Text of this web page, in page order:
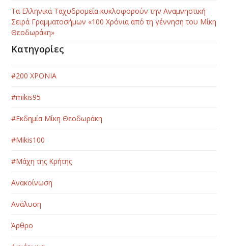
Τα Ελληνικά Ταχυδρομεία κυκλοφορούν την Αναμνηστική
Σειρά Γραμματοσήμων «100 Χρόνια από τη γέννηση του Μίκη
Θεοδωράκη»
Κατηγορίες
#200 ΧΡΟΝΙΑ
#mikis95
#Εκδημία Μίκη Θεοδωράκη
#Μikis100
#Μάχη της Κρήτης
Ανακοίνωση
Ανάλυση
Άρθρο